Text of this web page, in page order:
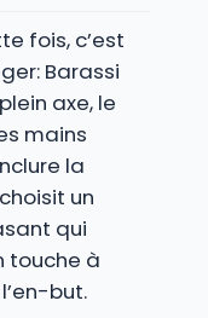
fois, c’est
Barassi
axe, le
mains
la
un
qui
touche à
but.